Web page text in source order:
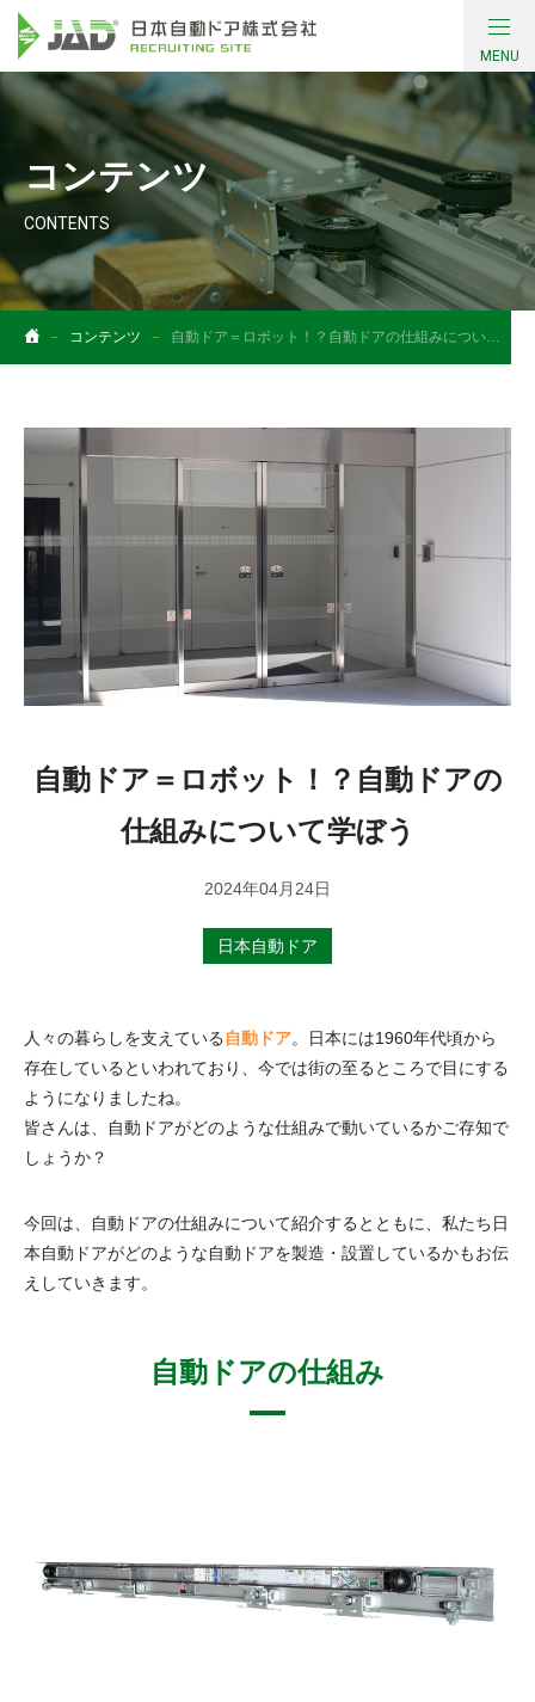
MENU
会社について
働く環境・制度
コンテンツ
お問い合わせ
ENTRY
コンテンツ
CONTENTS
コンテンツ 自動ドア＝ロボット！？自動ドアの仕組みについて学ぼう
自動ドア＝ロボット！？自動ドアの
仕組みについて学ぼう
2024年04月24日
日本自動ドア
人々の暮らしを支えている 自動ドア。日本には1960年代頃から
存在しているといわれており、今では街の至るところで目にする
ようになりましたね。
皆さんは、自動ドアがどのような仕組みで動いているかご存知で
しょうか？
今回は、自動ドアの仕組みについて紹介するとともに、私たち日
本自動ドアがどのような自動ドアを製造・設置しているかもお伝
えしていきます。
自動ドアの仕組み